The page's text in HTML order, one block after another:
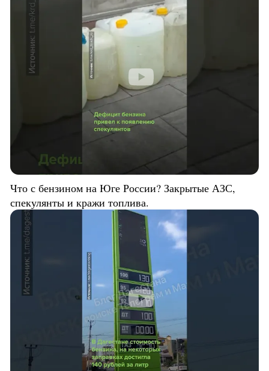
Что с бензином на Юге России? Закрытые АЗС,
спекулянты и кражи топлива.